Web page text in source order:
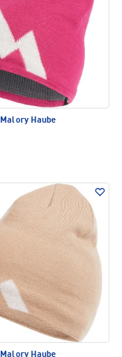
Malory Haube
Malory Haube